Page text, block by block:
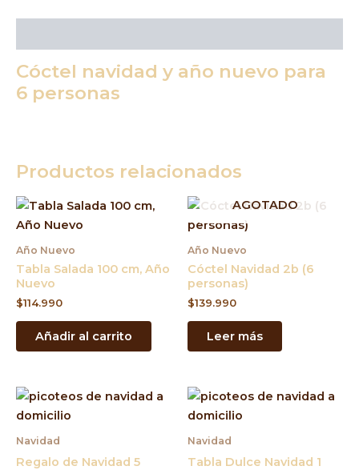
Cóctel navidad y año nuevo para
6 personas
Productos relacionados
Año Nuevo
Tabla Salada 100 cm, Año
Nuevo
$114.990
Añadir al carrito
AGOTADO
Año Nuevo
Cóctel Navidad 2b (6
personas)
$139.990
Leer más
Navidad
Regalo de Navidad 5
Navidad
Tabla Dulce Navidad 1